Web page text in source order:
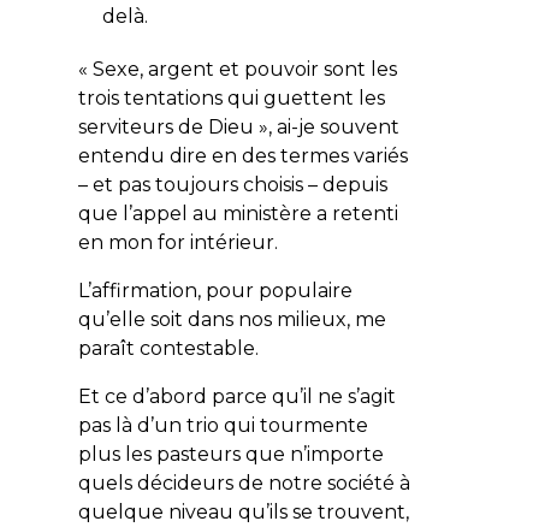
delà.
« Sexe, argent et pouvoir sont les
trois tentations qui guettent les
serviteurs de Dieu », ai-je souvent
entendu dire en des termes variés
– et pas toujours choisis – depuis
que l’appel au ministère a retenti
en mon for intérieur.
L’affirmation, pour populaire
qu’elle soit dans nos milieux, me
paraît contestable.
Et ce d’abord parce qu’il ne s’agit
pas là d’un trio qui tourmente
plus les pasteurs que n’importe
quels décideurs de notre société à
quelque niveau qu’ils se trouvent,